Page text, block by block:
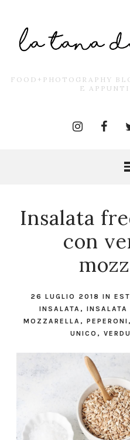
FOOD+PHOTOGRAPHY
E
Insalata
con
26 LUGLIO 2018 IN
INSALATA ,INSALATA
MOZZARELLA ,PEPERONI
UNICO ,